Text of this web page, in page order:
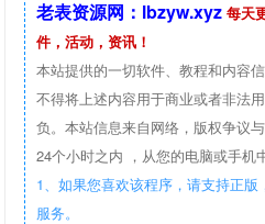
老表资源网：lbzyw.xyz 每天
件，活动，资讯！
本站提供的一切软件、教程和内容
不得将上述内容用于商业或者非法
负。本站信息来自网络，版权争议
24个小时之内 ，从您的电脑或手机
1、如果您喜欢该程序，请支持正
服务。